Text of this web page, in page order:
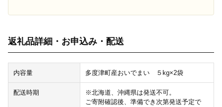
返礼品詳細・お申込み・配送
内容量 多度津町産おいでまい ５kg×2袋
配送時期
※北海道、沖縄県は発送不可。
ご寄附確認後、準備でき次第発送予定で